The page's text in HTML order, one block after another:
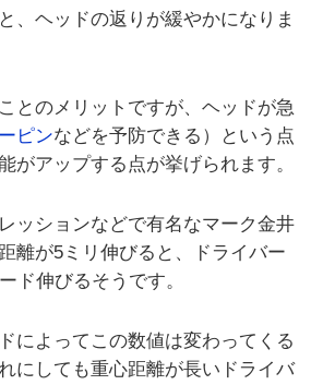
、ヘッドの返りが緩やかになりま
とのメリットですが、ヘッドが急
ピンなどを予防できる）という点
がアップする点が挙げられます。
ッションなどで有名なマーク金井
離が5ミリ伸びると、ドライバー
ド伸びるそうです。
によってこの数値は変わってくる
にしても重心距離が長いドライバ